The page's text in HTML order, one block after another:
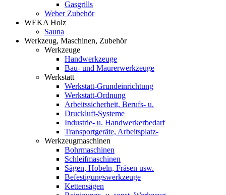
Gasgrills
Weber Zubehör
WEKA Holz
Sauna
Werkzeug, Maschinen, Zubehör
Werkzeuge
Handwerkzeuge
Bau- und Maurerwerkzeuge
Werkstatt
Werkstatt-Grundeinrichtung
Werkstatt-Ordnung
Arbeitssicherheit, Berufs- u.
Druckluft-Systeme
Industrie- u. Handwerkerbedarf
Transportgeräte, Arbeitsplatz-
Werkzeugmaschinen
Bohrmaschinen
Schleifmaschinen
Sägen, Hobeln, Fräsen usw.
Befestigungswerkzeuge
Kettensägen